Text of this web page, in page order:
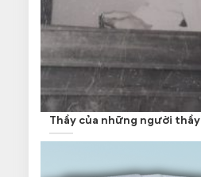
Thầy của những người thầy